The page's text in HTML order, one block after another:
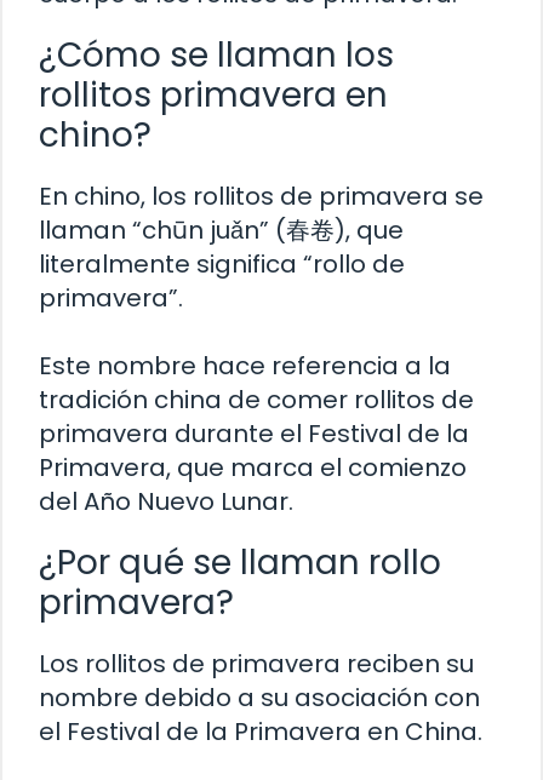
¿Cómo se llaman los
rollitos primavera en
chino?
En chino, los rollitos de primavera se
llaman “chūn juǎn” (春卷), que
literalmente significa “rollo de
primavera”.
Este nombre hace referencia a la
tradición china de comer rollitos de
primavera durante el Festival de la
Primavera, que marca el comienzo
del Año Nuevo Lunar.
¿Por qué se llaman rollo
primavera?
Los rollitos de primavera reciben su
nombre debido a su asociación con
el Festival de la Primavera en China.